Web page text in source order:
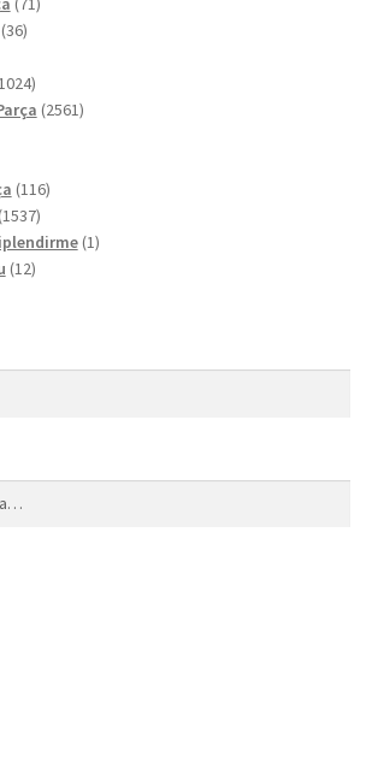
3636
1024
ürün25612561
116116
15371537
ürün
11
1212